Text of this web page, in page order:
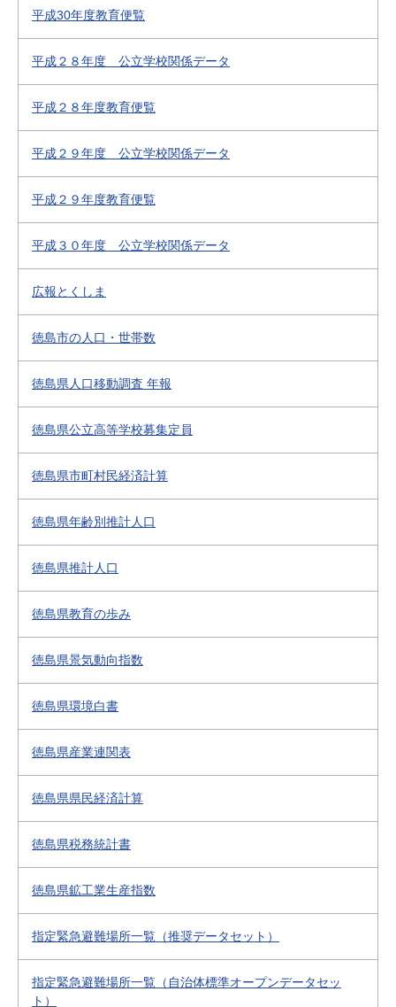
平成30年度教育便覧
平成２８年度 公立学校関係データ
平成２８年度教育便覧
平成２９年度 公立学校関係データ
平成２９年度教育便覧
平成３０年度 公立学校関係データ
広報とくしま
徳島市の人口・世帯数
徳島県人口移動調査 年報
徳島県公立高等学校募集定員
徳島県市町村民経済計算
徳島県年齢別推計人口
徳島県推計人口
徳島県教育の歩み
徳島県景気動向指数
徳島県環境白書
徳島県産業連関表
徳島県県民経済計算
徳島県税務統計書
徳島県鉱工業生産指数
指定緊急避難場所一覧（推奨データセット）
指定緊急避難場所一覧（自治体標準オープンデータセッ
ト）